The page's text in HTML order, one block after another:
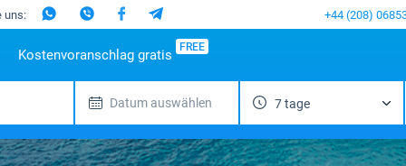
uns: +44 (208)
Reiseziele Beliebte Marinas
D-Marin Lefkas
Beliebte
Jeanneau
Spanien
Ibiza
Portugal
Madeira
Italien
Sardinien
Kostenvoranschlag gratis FREE
Datum auswählen 7 tage